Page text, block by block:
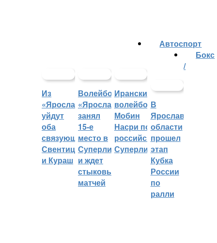
Из
«Ярославича»
уйдут
оба
связующих:
Свентицкис
и Кураш
Волейбольный
«Ярославич»
занял
15-е
место в
Суперлиге
и ждет
стыковых
матчей
Иранский
волейболист
Мобин
Насри покинет
российскую
Суперлигу
Автоспорт
В
Ярославской
области
прошел
этап
Кубка
России
по
ралли
Бокс
/